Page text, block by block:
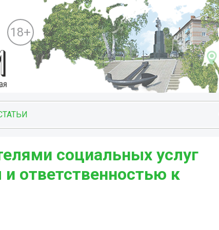
18+
социальных услуг
ответственностью к